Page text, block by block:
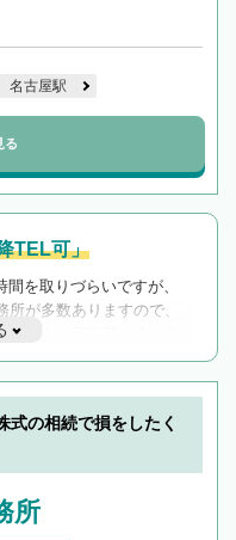
名古屋駅
る
TEL可」
を取りづらいですが、
が多数ありますので、
ような事務所に絞り込
の条件
索
式の相続で損をしたく
所